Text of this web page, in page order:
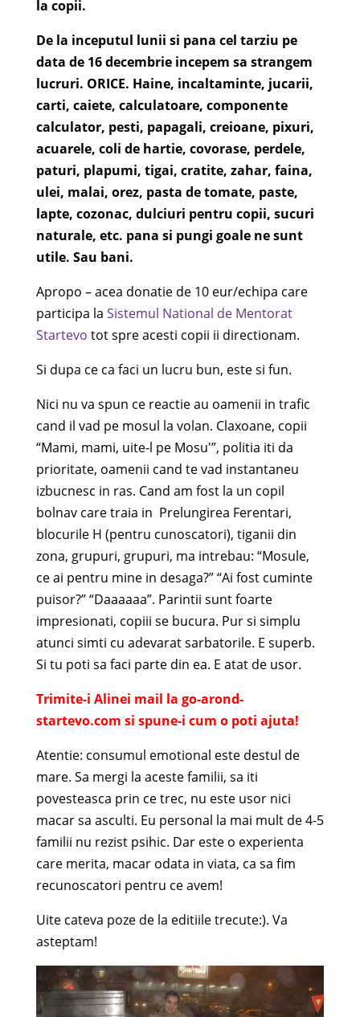
la copii.
De la inceputul lunii si pana cel tarziu pe
data de 16 decembrie incepem sa strangem
lucruri. ORICE. Haine, incaltaminte, jucarii,
carti, caiete, calculatoare, componente
calculator, pesti, papagali, creioane, pixuri,
acuarele, coli de hartie, covorase, perdele,
paturi, plapumi, tigai, cratite, zahar, faina,
ulei, malai, orez, pasta de tomate, paste,
lapte, cozonac, dulciuri pentru copii, sucuri
naturale, etc. pana si pungi goale ne sunt
utile. Sau bani.
Apropo – acea donatie de 10 eur/echipa care
participa la Sistemul National de Mentorat
Startevo tot spre acesti copii ii directionam.
Si dupa ce ca faci un lucru bun, este si fun.
Nici nu va spun ce reactie au oamenii in trafic
cand il vad pe mosul la volan. Claxoane, copii
“Mami, mami, uite-l pe Mosu'”, politia iti da
prioritate, oamenii cand te vad instantaneu
izbucnesc in ras. Cand am fost la un copil
bolnav care traia in Prelungirea Ferentari,
blocurile H (pentru cunoscatori), tiganii din
zona, grupuri, grupuri, ma intrebau: “Mosule,
ce ai pentru mine in desaga?” “Ai fost cuminte
puisor?” “Daaaaaa”. Parintii sunt foarte
impresionati, copiii se bucura. Pur si simplu
atunci simti cu adevarat sarbatorile. E superb.
Si tu poti sa faci parte din ea. E atat de usor.
Trimite-i Alinei mail la go-arond-
startevo.com si spune-i cum o poti ajuta!
Atentie: consumul emotional este destul de
mare. Sa mergi la aceste familii, sa iti
povesteasca prin ce trec, nu este usor nici
macar sa asculti. Eu personal la mai mult de 4-5
familii nu rezist psihic. Dar este o experienta
care merita, macar odata in viata, ca sa fim
recunoscatori pentru ce avem!
Uite cateva poze de la editiile trecute:). Va
asteptam!